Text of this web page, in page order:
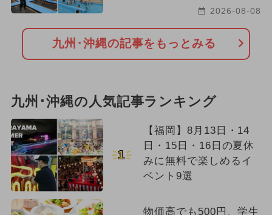
2026-08-08
九州･沖縄の記事をもっとみる
九州･沖縄の人気記事ランキング
1
【福岡】8月13日・14
日・15日・16日の夏休
みに無料で楽しめるイ
ベント9選
物価高でも500円、学生